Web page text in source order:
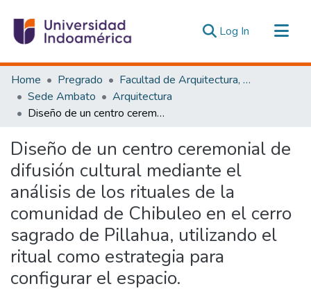
Log In (current)
Communities & Collections
All of DSpace
Statistics
Home Pregrado
Facultad de Arquitectura, Artes y Diseño
Sede Ambato
Arquitectura
Diseño de un centro ceremonial de difusión cultural mediante el análisis de los rituales de la comunidad de Chibuleo en el cerro sagrado de Pillahua, utilizando el ritual como estrategia para configurar el espacio.
Diseño de un centro ceremonial de
difusión cultural mediante el
análisis de los rituales de la
comunidad de Chibuleo en el cerro
sagrado de Pillahua, utilizando el
ritual como estrategia para
configurar el espacio.